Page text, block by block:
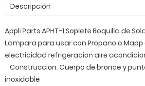
Descripción
Appli Parts APHT-1 Soplete Boquilla de
Lampara para usar con Propano o
electricidad refrigeracion aire
Construccion: Cuerpo de bronce y
inoxidable